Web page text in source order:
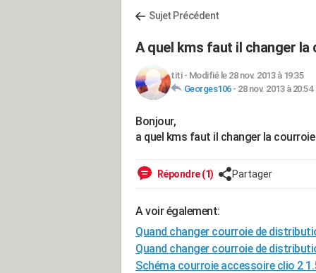
Sujet Précédent
A quel kms faut il changer
titi- Modifié le 28 nov. 2013 à 19:35
Georges106- 28 nov. 2013 à 20:54
Bonjour,
a quel kms faut il changer la
Répondre (1) Partager
A voir également:
Quand changer courroie de
Quand changer courroie de
Schéma courroie accessoire clio 2